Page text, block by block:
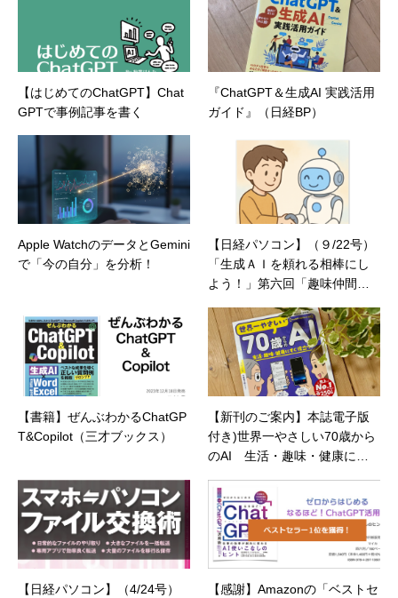
【はじめてのChatGPT】Chat
GPTで事例記事を書く
『ChatGPT＆生成AI 実践活用
ガイド』（日経BP）
Apple WatchのデータとGemini
で「今の自分」を分析！
【日経パソコン】（９/22号）
「生成ＡＩを頼れる相棒にし
よう！」第六回「趣味仲間と
【書籍】ぜんぶわかるChatGP
T&Copilot（三才ブックス）
【新刊のご案内】本誌電子版
付き)世界一やさしい70歳から
のAI 生活・趣味・健康にす
【日経パソコン】（4/24号）
【感謝】Amazonの「ベストセ